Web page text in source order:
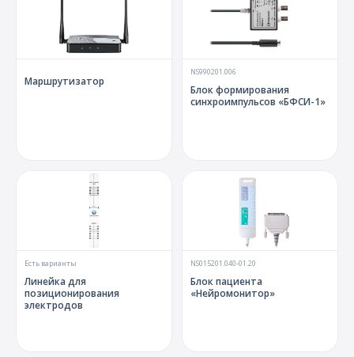
Маршрутизатор
NS990201.006
Блок формирования
синхроимпульсов «БФСИ-1»
Есть варианты
Линейка для
позиционирования
электродов
NS015201.040-01.20
Блок пациента
«Нейромонитор»